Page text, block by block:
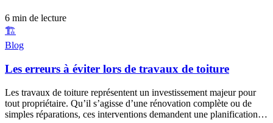
6 min de lecture
🏗️
Blog
Les erreurs à éviter lors de travaux de toiture
Les travaux de toiture représentent un investissement majeur pour
tout propriétaire. Qu’il s’agisse d’une rénovation complète ou de
simples réparations, ces interventions demandent une planification…